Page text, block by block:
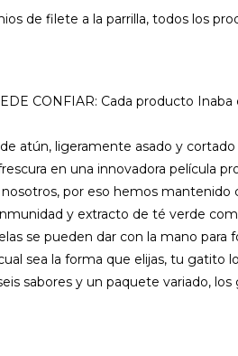
de filete a la parrilla, todos los
CONFIAR: Cada producto
atún, ligeramente asado y
en una innovadora película
por eso hemos
y extracto de té verde
se pueden dar con la mano
sea la forma que elijas, tu gatito
sabores y un paquete variado,